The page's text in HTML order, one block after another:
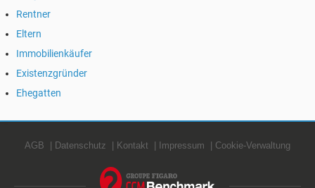
Rentner
Eltern
Immobilienkäufer
Existenzgründer
Ehegatten
AGB Datenschutz Kontakt Impressum Cookie-Verwaltung